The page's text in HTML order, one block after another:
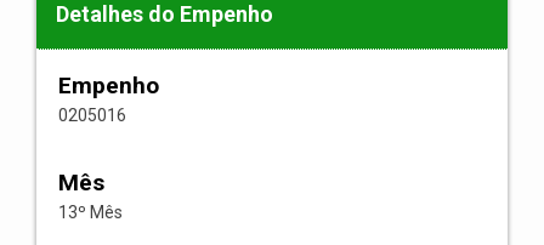
Detalhes do Empenho
Empenho
0205016
Mês
13º Mês